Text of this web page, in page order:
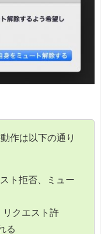
作は以下の通り
ト拒否、ミュー
リクエスト許
る